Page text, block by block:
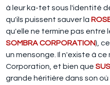
à leur ka-tet sous l'identité
qu'ils puissent sauver la
qu'elle ne termine pas entre
SOMBRA CORPORATION),
un mensonge. Il n'existe à
Corporation, et bien que
grande héritière dans son